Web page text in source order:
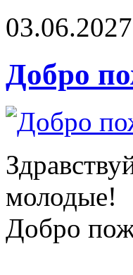
Добро
молодые!
Добро